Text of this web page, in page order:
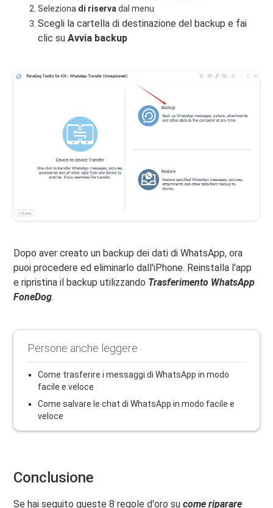
Seleziona di riservadal menu
Scegli la cartella di destinazione del backup e fai
clic suAvvia backup
Dopo aver creato un backup dei dati di WhatsApp, ora
puoi procedere ed eliminarlo dall'iPhone. Reinstalla l'app
e ripristina il backup utilizzando Trasferimento WhatsApp
FoneDog.
Persone anche leggere
Come trasferire i messaggi di WhatsApp in modo
facile e veloce
Come salvare le chat di WhatsApp in modo facile e
veloce
Conclusione
Se hai seguito queste 8 regole d'oro sucome riparare